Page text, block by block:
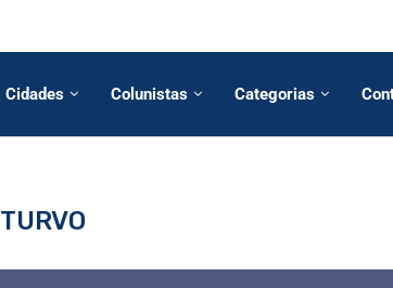
Cidades Colunistas Categorias
TURVO